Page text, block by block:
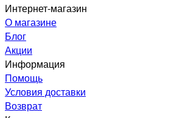
Интернет-магазин
О магазине
Блог
Акции
Информация
Помощь
Условия доставки
Возврат